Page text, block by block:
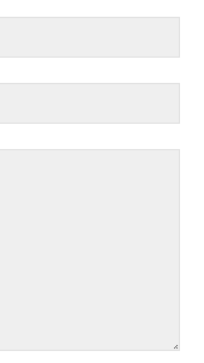
:*
자
우
사
이